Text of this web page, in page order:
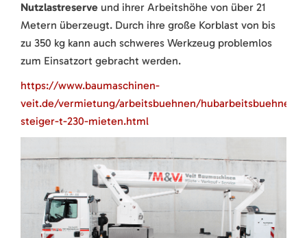
Nutzlastreserve und ihrer Arbeitshöhe von über 21
Metern überzeugt. Durch ihre große Korblast von bis
zu 350 kg kann auch schweres Werkzeug problemlos
zum Einsatzort gebracht werden.
https://www.baumaschinen-
veit.de/vermietung/arbeitsbuehnen/hubarbeitsbuehnen/
steiger-t-230-mieten.html